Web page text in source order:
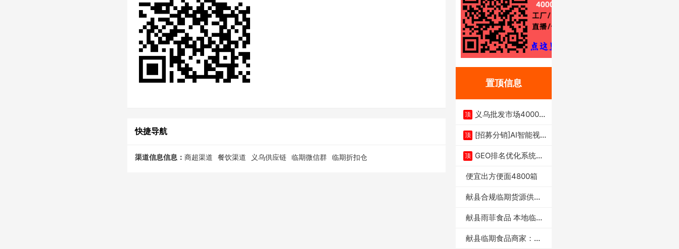
快捷导航
渠道信息信息： 商超渠道 餐饮渠道 义乌供应链 临期微信群 临期折扣仓
置顶信息
顶
义乌批发市场4000多
顶 [招募分销]AI智能视
顶 GEO排名优化系统+A
便宜出方便面4800箱
献县合规临期货源供货
献县雨菲食品 本地临期
献县临期食品商家：献